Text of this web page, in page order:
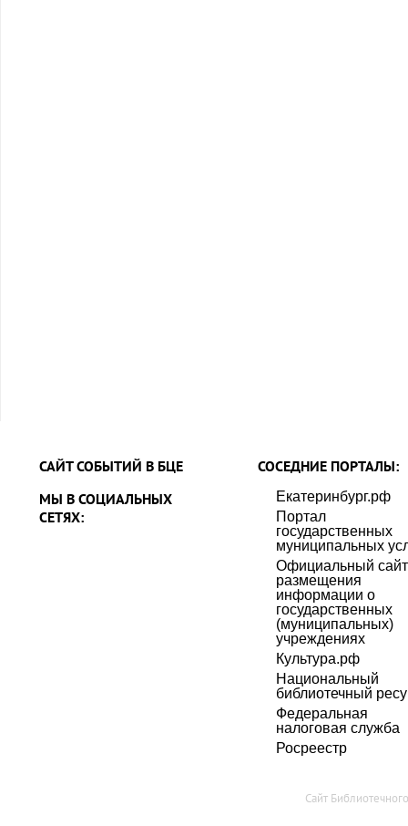
САЙТ СОБЫТИЙ В БЦЕ
МЫ В СОЦИАЛЬНЫХ
СЕТЯХ:
СОСЕДНИЕ ПОРТАЛЫ:
Екатеринбург.рф
Портал
государственных
муниципальных
Официальный
размещения
информации о
государственных
(муниципальных)
учреждениях
Культура.рф
Национальный
библиотечный
Федеральная
налоговая служба
Росреестр
Сайт